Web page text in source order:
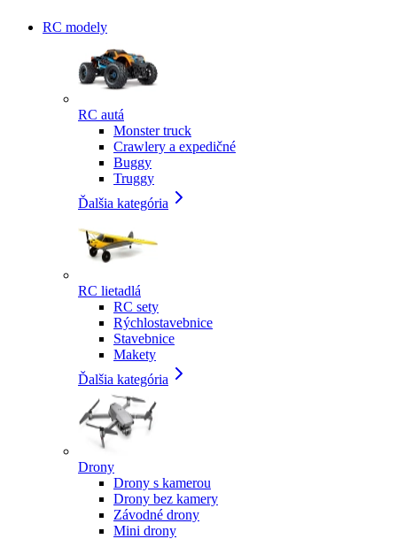
RC modely
RC autá
Monster truck
Crawlery a expedičné
Buggy
Truggy
Ďalšia kategória
RC lietadlá
RC sety
Rýchlostavebnice
Stavebnice
Makety
Ďalšia kategória
Drony
Drony s kamerou
Drony bez kamery
Závodné drony
Mini drony